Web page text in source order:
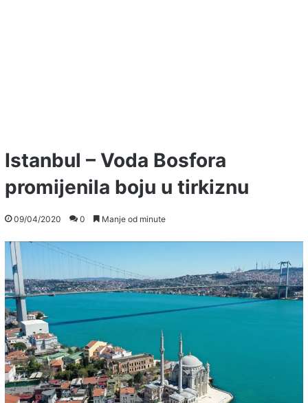
Istanbul – Voda Bosfora
promijenila boju u tirkiznu
09/04/2020 0 Manje od minute